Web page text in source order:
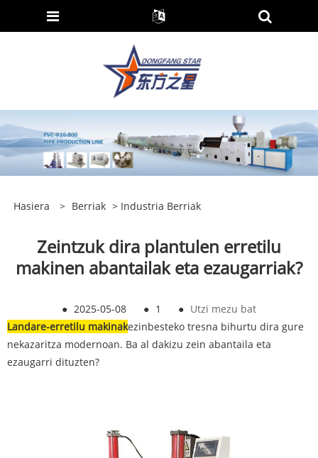
Hasiera > Berriak > Industria Berriak
Zeintzuk dira plantulen erretilu
makinen abantailak eta ezaugarriak?
● 2025-05-08 ● 1 ● Utzi mezu bat
Landare-erretilu makinakezinbesteko tresna bihurtu dira gure
nekazaritza modernoan. Ba al dakizu zein abantaila eta
ezaugarri dituzten?